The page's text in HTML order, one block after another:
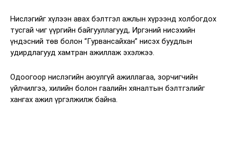
Нислэгийг хүлээн авах бэлтгэл ажлын хүрээнд холбогдох
тусгай чиг үүргийн байгууллагууд, Иргэний нисэхийн
үндэсний төв болон “Гурвансайхан” нисэх буудлын
удирдлагууд хамтран ажиллаж эхэлжээ.
Одоогоор нислэгийн аюулгүй ажиллагаа, зорчигчийн
үйлчилгээ, хилийн болон гаалийн хяналтын бэлтгэлийг
хангах ажил үргэлжилж байна.